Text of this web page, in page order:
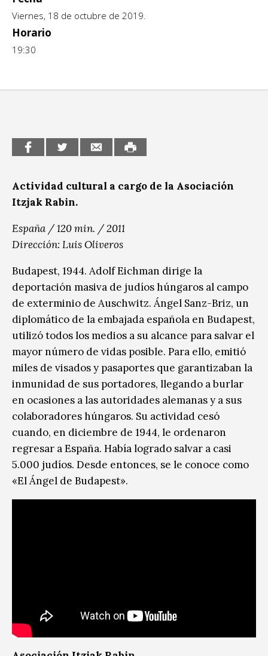
CCE en el interior/libros
Escénicas
Exposiciones
Formación
Medio Ambiente
Música
Sin categoría
Viernes, 18 de octubre de 2019.
Horario
19:30
Actividad cultural a cargo de la Asociación
Itzjak Rabin.
España / 120 min. / 2011
Dirección: Luis Oliveros
Budapest, 1944. Adolf Eichman dirige la
deportación masiva de judíos húngaros al campo
de exterminio de Auschwitz. Ángel Sanz-Briz, un
diplomático de la embajada española en Budapest,
utilizó todos los medios a su alcance para salvar el
mayor número de vidas posible. Para ello, emitió
miles de visados y pasaportes que garantizaban la
inmunidad de sus portadores, llegando a burlar
en ocasiones a las autoridades alemanas y a sus
colaboradores húngaros. Su actividad cesó
cuando, en diciembre de 1944, le ordenaron
regresar a España. Había logrado salvar a casi
5.000 judíos. Desde entonces, se le conoce como
«El Ángel de Budapest».